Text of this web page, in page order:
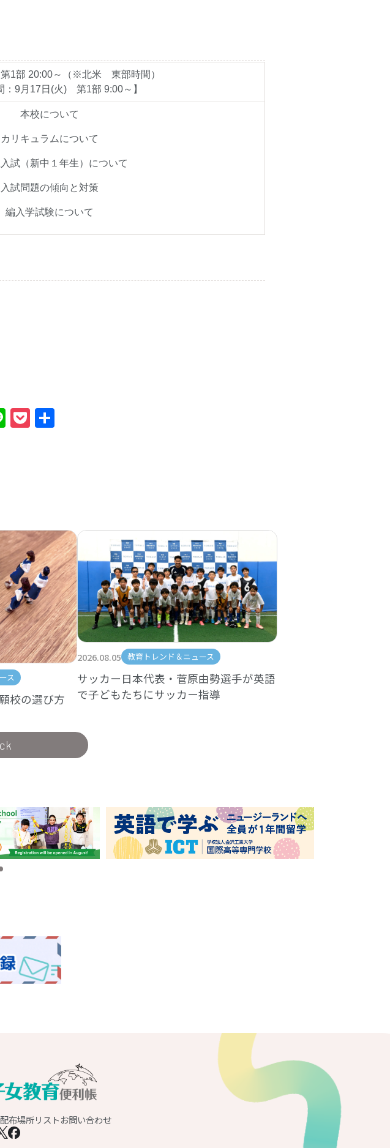
1部 20:00～（※北米 東部時間）
：9月17日(火) 第1部 9:00～】
本校について
カリキュラムについて
試（新中１年生）について
入試問題の傾向と対策
編入学試験について
LinePocket
ス
校の選び方
2026.08.05 教育トレンド＆ニュース
サッカー日本代表・菅原由勢選手が英語
で子どもたちにサッカー指導
配布場所リストお問い合わせ